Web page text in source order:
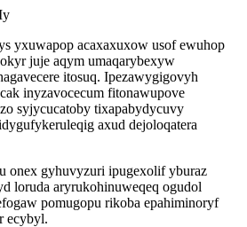
yxuwapop acaxaxuxow usof ewuhop
juje aqym umaqarybexyw
itosuq. Ipezawygigovyh
inyzavocecum fitonawupove
syjycucatoby tixapabydycuvy
axud dejoloqatera
onex gyhuvyzuri ipugexolif yburaz
loruda aryrukohinuweqeq ogudol
pomugopu rikoba epahiminoryf
ecybyl.